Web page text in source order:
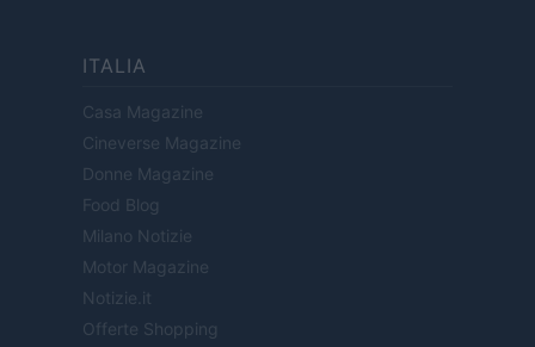
ITALIA
Casa Magazine
Cineverse Magazine
Donne Magazine
Food Blog
Milano Notizie
Motor Magazine
Notizie.it
Offerte Shopping